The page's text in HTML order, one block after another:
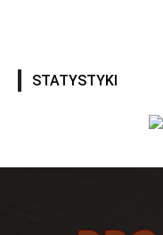
STATYSTYKI